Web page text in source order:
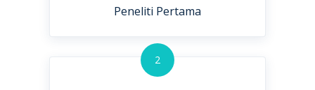
Peneliti Pertama
2